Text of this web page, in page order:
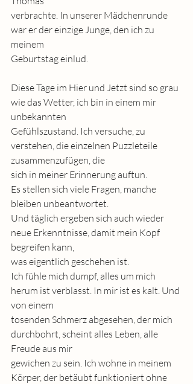
verbrachte. In unserer Mädchenrunde
war er der einzige Junge, den ich zu
meinem
Geburtstag einlud.
Diese Tage im Hier und Jetzt sind so grau
wie das Wetter, ich bin in einem mir
unbekannten
Gefühlszustand. Ich versuche, zu
verstehen, die einzelnen Puzzleteile
zusammenzufügen, die
sich in meiner Erinnerung auftun.
Es stellen sich viele Fragen, manche
bleiben unbeantwortet.
Und täglich ergeben sich auch wieder
neue Erkenntnisse, damit mein Kopf
begreifen kann,
was eigentlich geschehen ist.
Ich fühle mich dumpf, alles um mich
herum ist verblasst. In mir ist es kalt. Und
von einem
tosenden Schmerz abgesehen, der mich
durchbohrt, scheint alles Leben, alle
Freude aus mir
gewichen zu sein. Ich wohne in meinem
Körper, der betäubt funktioniert ohne